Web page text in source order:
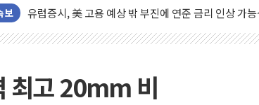
보
유럽증시, 美 고용 예상 밖 부진에 연준 금리 인상 가
미 연준 매파 기세 꺾이나…고용 감소에 9월 동결 전
美 항소법원, 백악관 무도회장 공사 중단 명령…트럼프
최고 20mm 비